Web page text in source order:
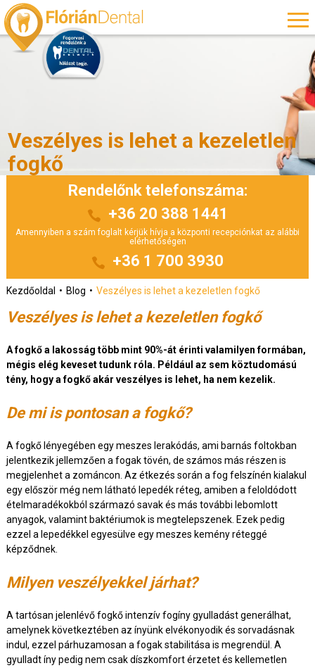
Veszélyes is lehet a kezeletlen
fogkő
Rendelőnk telefonszáma:
+36 20 388 1441
Amennyiben a szám foglalt kérjük hívja a központi recepciónkat az alábbi
elérhetőségen
+36 1 700 3930
Kezdőoldal Blog Veszélyes is lehet a kezeletlen fogkő
Veszélyes is lehet a kezeletlen fogkő
A fogkő a lakosság több mint 90%-át érinti valamilyen formában,
mégis elég keveset tudunk róla. Például az sem köztudomású
tény, hogy a fogkő akár veszélyes is lehet, ha nem kezelik.
De mi is pontosan a fogkő?
A fogkő lényegében egy meszes lerakódás, ami barnás foltokban
jelentkezik jellemzően a fogak tövén, de számos más részen is
megjelenhet a zománcon. Az étkezés során a fog felszínén kialakul
egy először még nem látható lepedék réteg, amiben a feloldódott
ételmaradékokból származó savak és más további lebomlott
anyagok, valamint baktériumok is megtelepszenek. Ezek pedig
ezzel a lepedékkel egyesülve egy meszes kemény réteggé
képződnek.
Milyen veszélyekkel járhat?
A tartósan jelenlévő fogkő intenzív fogíny gyulladást generálhat,
amelynek következtében az ínyünk elvékonyodik és sorvadásnak
indul, ezzel párhuzamosan a fogak stabilitása is megrendül. A
gyulladt íny pedig nem csak díszkomfort érzetet és kellemetlen